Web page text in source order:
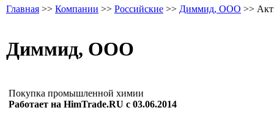
Главная >> Компании >> Российские >> Диммид, ООО >>
Диммид, ООО
Покупка промышленной химии
Работает на HimTrade.RU с 03.06.2014